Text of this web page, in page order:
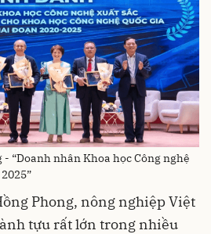
“Doanh nhân Khoa học Công nghệ
Phong, nông nghiệp Việt
tựu rất lớn trong nhiều